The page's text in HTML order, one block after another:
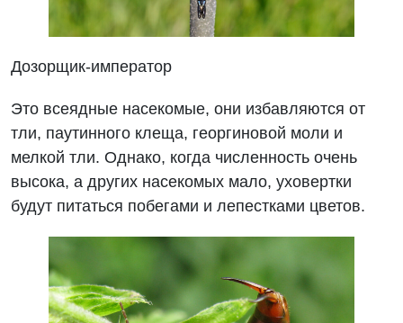
Дозорщик-император
Это всеядные насекомые, они избавляются от
тли, паутинного клеща, георгиновой моли и
мелкой тли. Однако, когда численность очень
высока, а других насекомых мало, уховертки
будут питаться побегами и лепестками цветов.